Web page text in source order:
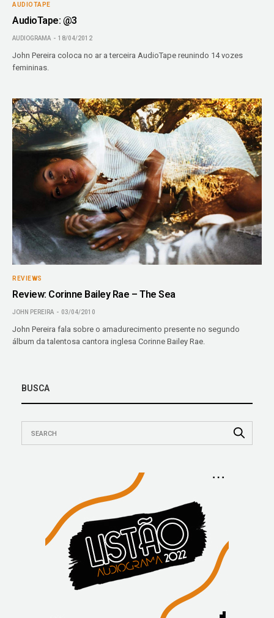
AUDIOTAPE
AudioTape: @3
AUDIOGRAMA 18/04/2012
John Pereira coloca no ar a terceira AudioTape reunindo 14 vozes
femininas.
REVIEWS
Review: Corinne Bailey Rae – The Sea
JOHN PEREIRA 03/04/2010
John Pereira fala sobre o amadurecimento presente no segundo
álbum da talentosa cantora inglesa Corinne Bailey Rae.
BUSCA